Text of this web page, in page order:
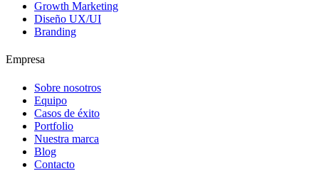
Growth Marketing
Diseño UX/UI
Branding
Empresa
Sobre nosotros
Equipo
Casos de éxito
Portfolio
Nuestra marca
Blog
Contacto